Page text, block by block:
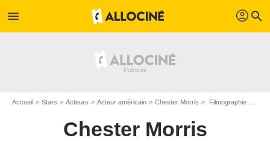
menu profil search
Accueil Stars Acteurs Acteur américain Chester Morris Filmographie Chester Morris
Chester Morris